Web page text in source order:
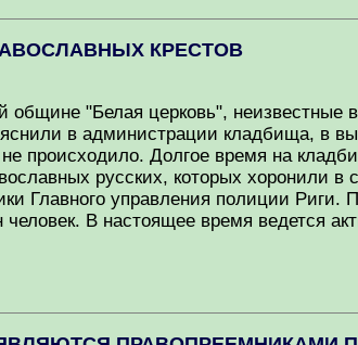
КРЕСТОВ
"Белая церковь", неизвестные
в администрации кладбища, в
происходило. Долгое время на
русских, которых хоронили
Главного управления полиции Риги.
В настоящее время ведется